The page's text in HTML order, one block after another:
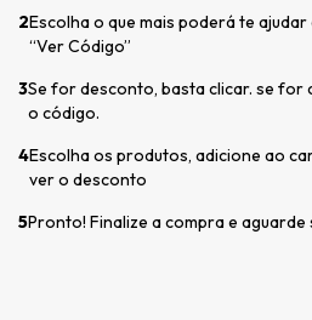
2Escolha o que mais poderá te
“Ver Código”
3Se for desconto, basta clicar. se for
o código.
4Escolha os produtos, adicione ao
ver o desconto
5Pronto! Finalize a compra e aguarde